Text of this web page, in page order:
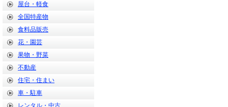
屋台・軽食
全国特産物
食料品販売
花・園芸
果物・野菜
不動産
住宅・住まい
車・駐車
レンタル・中古